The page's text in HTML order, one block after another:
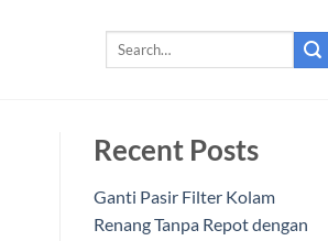
Recent Posts
Ganti Pasir Filter Kolam
Renang Tanpa Repot dengan